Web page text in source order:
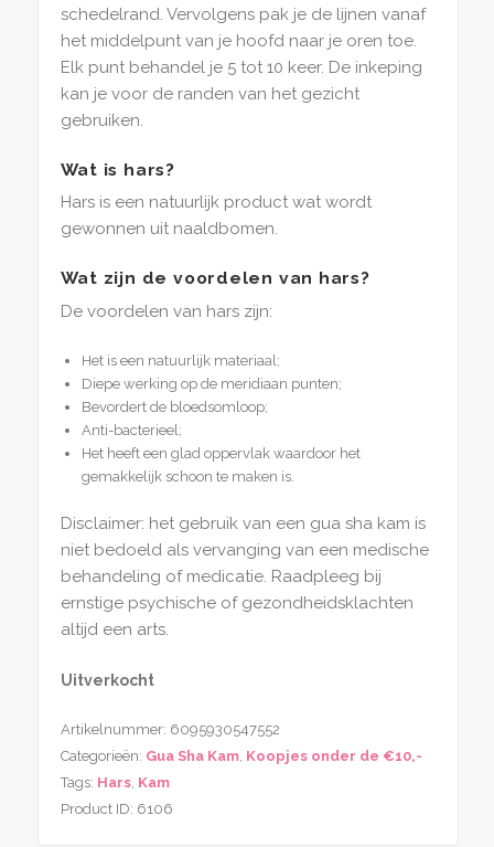
schedelrand. Vervolgens pak je de lijnen vanaf
het middelpunt van je hoofd naar je oren toe.
Elk punt behandel je 5 tot 10 keer. De inkeping
kan je voor de randen van het gezicht
gebruiken.
Wat is hars?
Hars is een natuurlijk product wat wordt
gewonnen uit naaldbomen.
Wat zijn de voordelen van hars?
De voordelen van hars zijn:
Het is een natuurlijk materiaal;
Diepe werking op de meridiaan punten;
Bevordert de bloedsomloop;
Anti-bacterieel;
Het heeft een glad oppervlak waardoor het
gemakkelijk schoon te maken is.
Disclaimer: het gebruik van een gua sha kam is
niet bedoeld als vervanging van een medische
behandeling of medicatie. Raadpleeg bij
ernstige psychische of gezondheidsklachten
altijd een arts.
Uitverkocht
Artikelnummer: 6095930547552
Categorieën: Gua Sha Kam, Koopjes onder de €10,-
Tags: Hars, Kam
Product ID: 6106